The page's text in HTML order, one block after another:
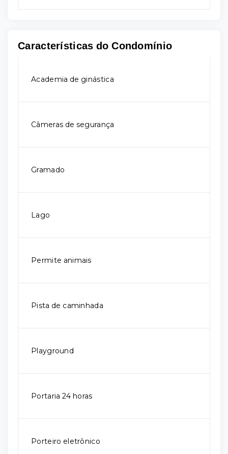
Características do Condomínio
Academia de ginástica
Câmeras de segurança
Gramado
Lago
Permite animais
Pista de caminhada
Playground
Portaria 24 horas
Porteiro eletrônico